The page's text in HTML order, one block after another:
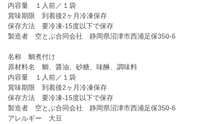
内容量 １人前／１袋
賞味期限 到着後2ヶ月冷凍保存
保存方法 要冷凍-15度以下で保存
製造者 空とぶ合同会社 静岡県沼津市西浦足保350-6
名称 鯛煮付け
原材料名 鯛、醤油、砂糖、味醂、調味料
内容量 １人前／１袋
賞味期限 到着後2ヶ月冷凍保存
保存方法 要冷凍-15度以下で保存
製造者 空とぶ合同会社 静岡県沼津市西浦足保350-6
アレルギー 大豆